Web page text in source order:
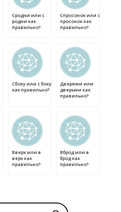
Сродни или с
родни как
правильно?
Спросонок или с
просонок как
правильно?
Сбоку или с боку
как правильно?
Дверями или
дверьми как
правильно?
Вверх или в
верх как
правильно?
Вброд или в
брод как
правильно?